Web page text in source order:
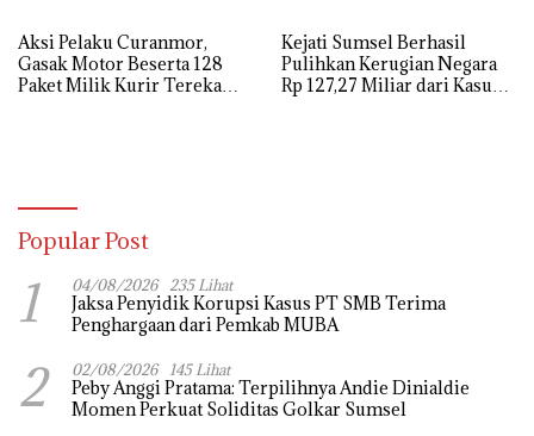
Aksi Pelaku Curanmor,
Gasak Motor Beserta 128
Paket Milik Kurir Terekam
Kejati Sumsel Berhasil
Pulihkan Kerugian Negara
Rp 127,27 Miliar dari Kasus
Popular Post
1 04/08/2026 235 Lihat
Jaksa Penyidik Korupsi Kasus PT SMB Terima
Penghargaan dari Pemkab MUBA
2 02/08/2026 145 Lihat
Peby Anggi Pratama: Terpilihnya Andie Dinialdie
Momen Perkuat Soliditas Golkar Sumsel